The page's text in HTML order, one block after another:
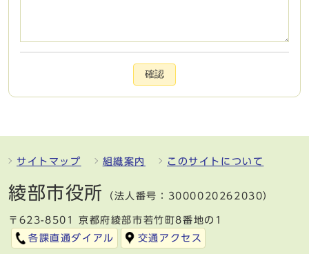
確認
サイトマップ 組織案内 このサイトについて
綾部市役所 （法人番号：3000020262030）
〒623-8501 京都府綾部市若竹町8番地の1
各課直通ダイアル
交通アクセス